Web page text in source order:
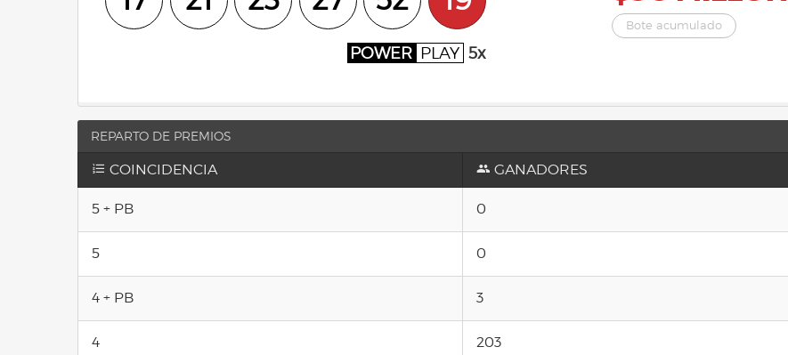
POWER PLAY 5x
Bote acumulado
REPARTO DE PREMIOS
COINCIDENCIA GANADORES
5 + PB 0
5 0
4 + PB 3
4 203